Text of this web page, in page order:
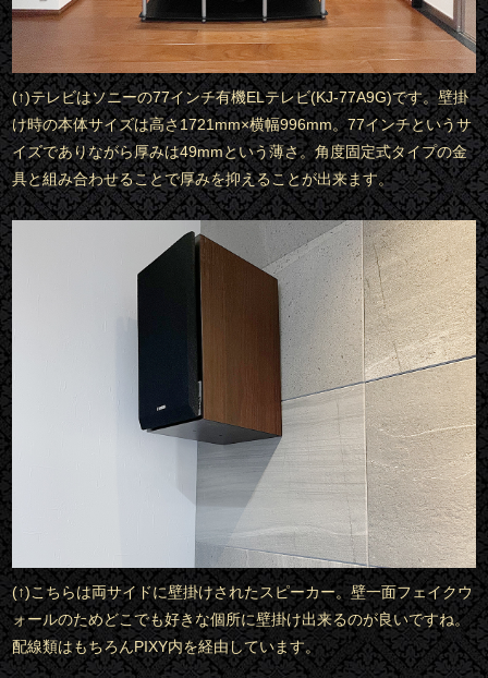
(↑)テレビはソニーの77インチ有機ELテレビ(KJ-77A9G)です。壁掛
け時の本体サイズは高さ1721mm×横幅996mm。77インチというサ
イズでありながら厚みは49mmという薄さ。角度固定式タイプの金
具と組み合わせることで厚みを抑えることが出来ます。
(↑)こちらは両サイドに壁掛けされたスピーカー。壁一面フェイクウ
ォールのためどこでも好きな個所に壁掛け出来るのが良いですね。
配線類はもちろんPIXY内を経由しています。